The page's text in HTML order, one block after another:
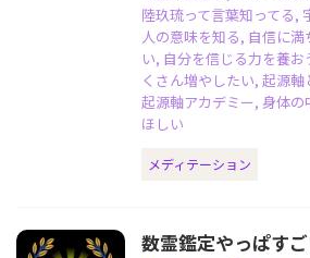
陸玖琉って言葉知ってる,
人の意味を知る, 自信に満
い, 自分を信じる力を養お
くさん増やしたい, 起源軸
起源軸アカデミー, 身体の
ほしい
メディテーション
数霊鑑定やっぱす